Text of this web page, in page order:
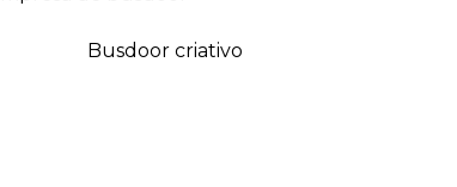
busdoor criativo